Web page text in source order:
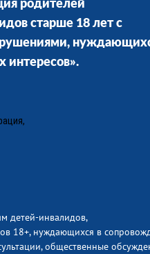
родителей
старше 18 лет с
интересов».
детей-инвалидов,
18+, нуждающихся в
общественные